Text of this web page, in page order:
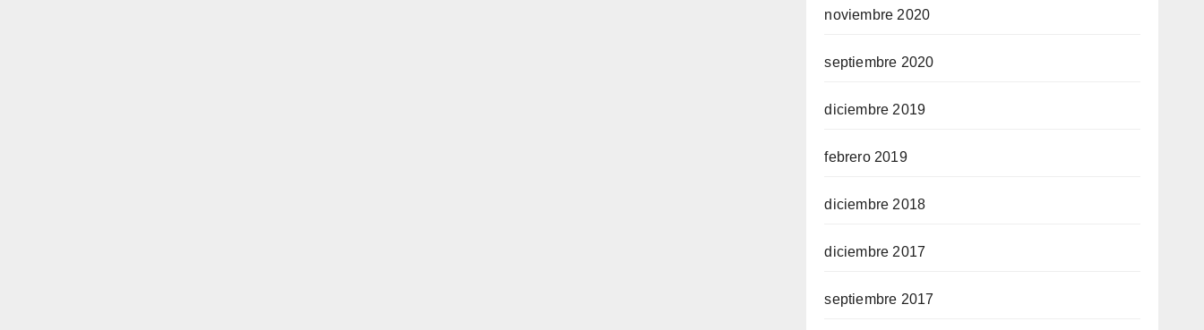
noviembre 2020
septiembre 2020
diciembre 2019
febrero 2019
diciembre 2018
diciembre 2017
septiembre 2017